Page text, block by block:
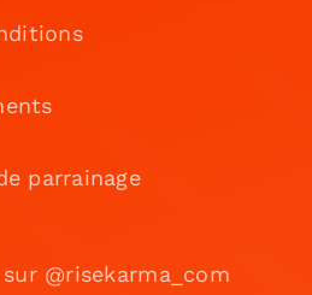
parrainage
@risekarma_com